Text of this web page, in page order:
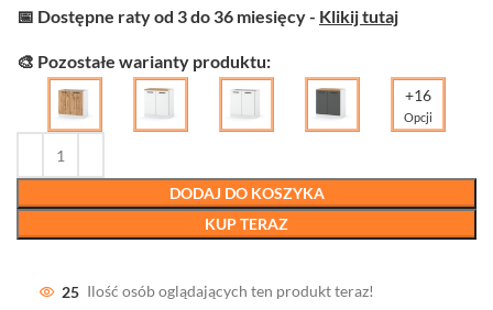
📅 Dostępne raty od 3 do 36 miesięcy - Klikij tutaj
🎨 Pozostałe warianty produktu:
+16
Opcji
DODAJ DO KOSZYKA
KUP TERAZ
25 Ilość osób oglądających ten produkt teraz!